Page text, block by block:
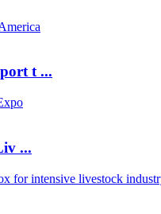
t ...
...